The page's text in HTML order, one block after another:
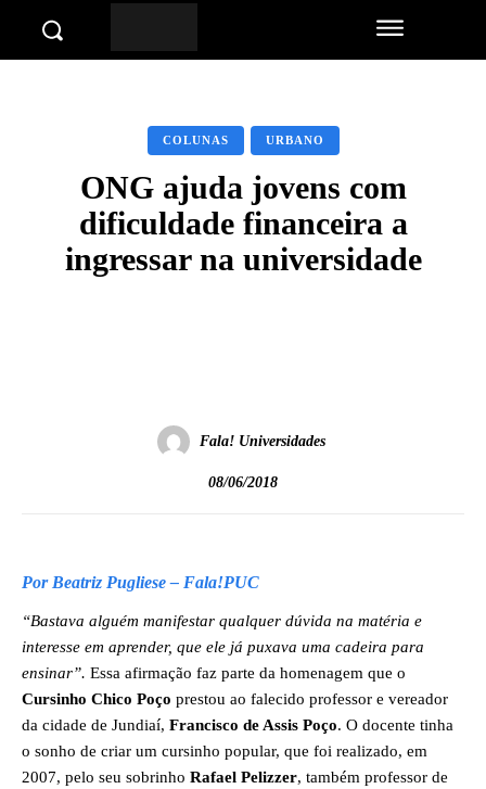
COLUNAS URBANO
ONG ajuda jovens com
dificuldade financeira a
ingressar na universidade
Fala! Universidades
08/06/2018
Por Beatriz Pugliese – Fala!PUC
“Bastava alguém manifestar qualquer dúvida na matéria e
interesse em aprender, que ele já puxava uma cadeira para
ensinar”. Essa afirmação faz parte da homenagem que o
Cursinho Chico Poço prestou ao falecido professor e vereador
da cidade de Jundiaí, Francisco de Assis Poço. O docente tinha
o sonho de criar um cursinho popular, que foi realizado, em
2007, pelo seu sobrinho Rafael Pelizzer, também professor de